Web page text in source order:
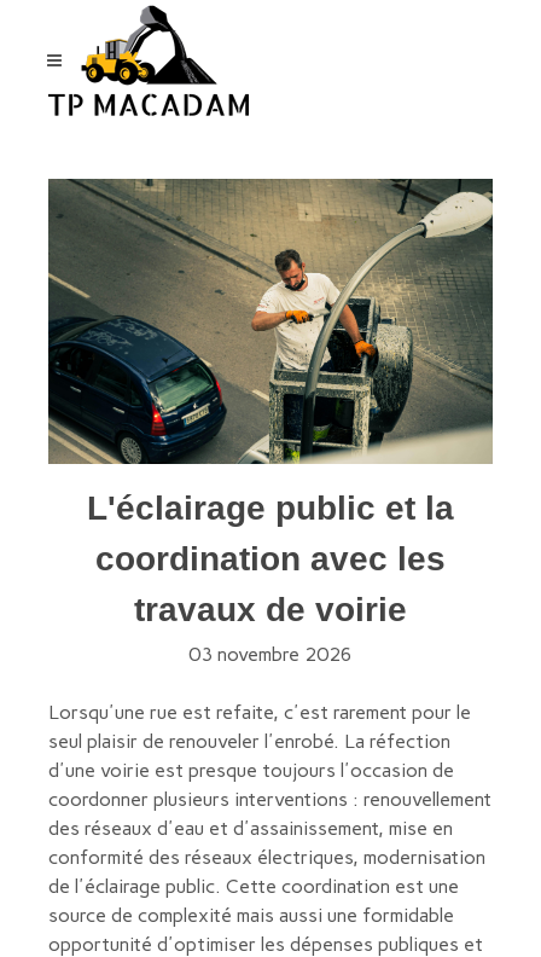
L'éclairage public et la
coordination avec les
travaux de voirie
03 novembre 2026
Lorsqu'une rue est refaite, c'est rarement pour le
seul plaisir de renouveler l'enrobé. La réfection
d'une voirie est presque toujours l'occasion de
coordonner plusieurs interventions : renouvellement
des réseaux d'eau et d'assainissement, mise en
conformité des réseaux électriques, modernisation
de l'éclairage public. Cette coordination est une
source de complexité mais aussi une formidable
opportunité d'optimiser les dépenses publiques et
Panneau de gestion des cookies